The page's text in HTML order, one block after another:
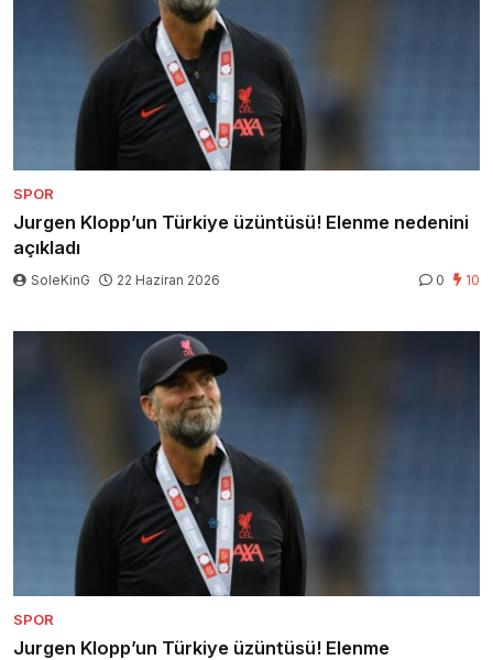
SPOR
Jurgen Klopp’un Türkiye üzüntüsü! Elenme nedenini
açıkladı
SoleKinG 22 Haziran 2026 0 10
SPOR
Jurgen Klopp’un Türkiye üzüntüsü! Elenme